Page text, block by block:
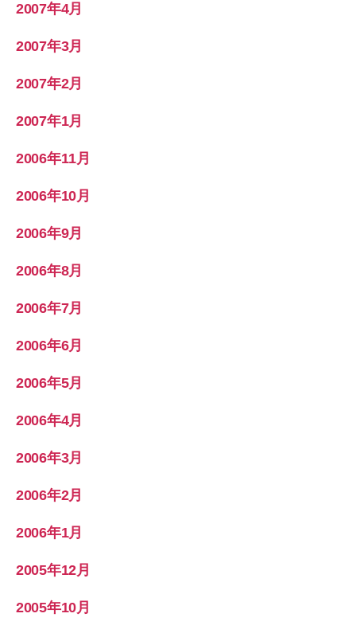
2007年4月
2007年3月
2007年2月
2007年1月
2006年11月
2006年10月
2006年9月
2006年8月
2006年7月
2006年6月
2006年5月
2006年4月
2006年3月
2006年2月
2006年1月
2005年12月
2005年10月